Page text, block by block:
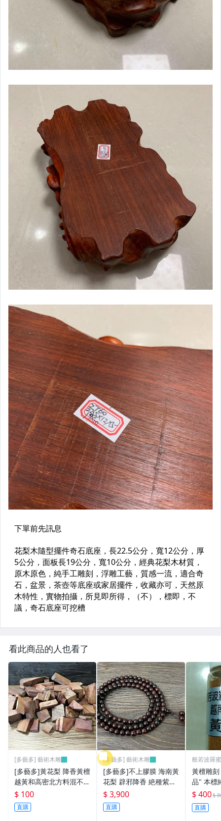
看此商品的人也看了
[多藝多] 藝術木雕
[多藝多]黃花梨 降香黃檀
越黃和高密北方料混不挑
隨機10克100元為一單位
$ 100
直購
[多藝多] 藝術木雕
[多藝多]不上膠膜 海南黃
花梨 辟邪降香 絶種紫油
梨 沈水根瘤料 6mm108
顆
$ 3,900
直購
般若波羅
黃檀雕
品" 本標
量 5 公克 彌勒佛 達摩
翁
$ 400$
直購